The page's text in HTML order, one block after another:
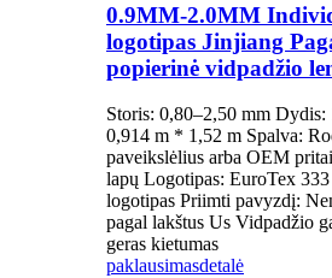
0.9MM-2.0MM
logotipas Jinjiang
popierinė vidpadžio
Storis: 0,80–2,50 mm
0,914 m * 1,52 m Spalva:
paveikslėlius arba OEM
lapų Logotipas: EuroTex
logotipas Priimti pavyzdį:
pagal lakštus Us Vidpadžio
geras kietumas
paklausimasdetalė